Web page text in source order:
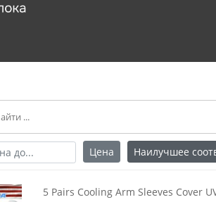
Цена Наилучшее
5 Pairs Cooling Arm Sleeves Cover